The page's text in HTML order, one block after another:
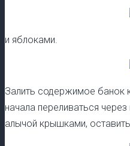
и яблоками.
Залить содержимое банок
начала переливаться
алычой крышками,